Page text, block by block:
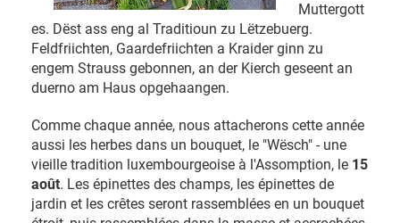
Muttergott
es. Dëst ass eng al Traditioun zu Lëtzebuerg.
Feldfriichten, Gaardefriichten a Kraider ginn zu
engem Strauss gebonnen, an der Kierch geseent an
duerno am Haus opgehaangen.
Comme chaque année, nous attacherons cette année
aussi les herbes dans un bouquet, le "Wësch" - une
vieille tradition luxembourgeoise à l'Assomption, le 15
août. Les épinettes des champs, les épinettes de
jardin et les crêtes seront rassemblées en un bouquet